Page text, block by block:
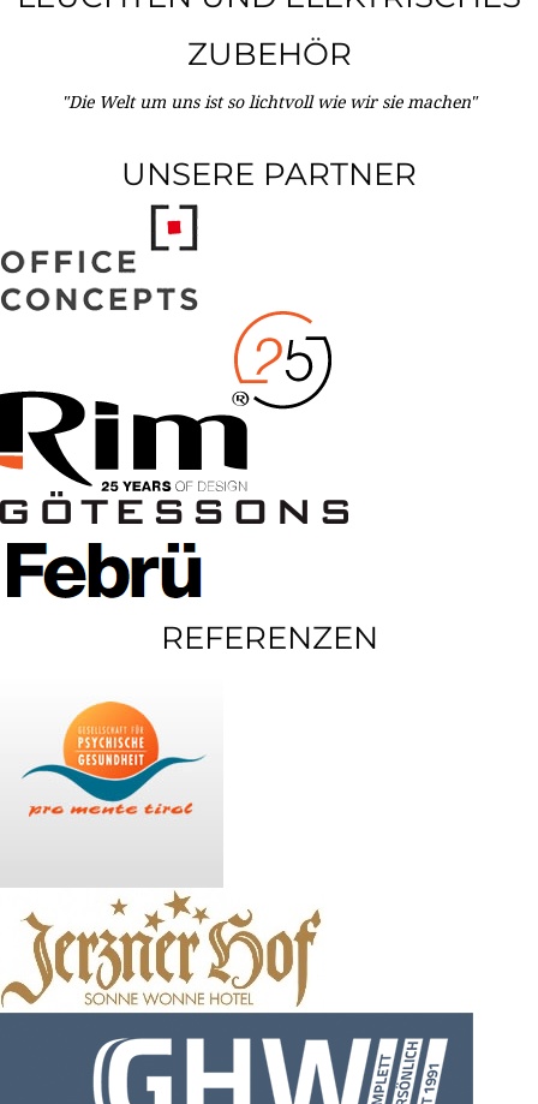
ZUBEHÖR
"Die Welt um uns ist so lichtvoll wie wir sie machen"
UNSERE PARTNER
REFERENZEN